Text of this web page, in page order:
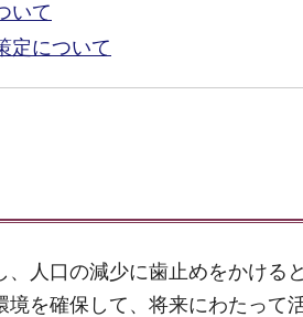
いて
定について
人口の減少に歯止めをかけると
を確保して、将来にわたって